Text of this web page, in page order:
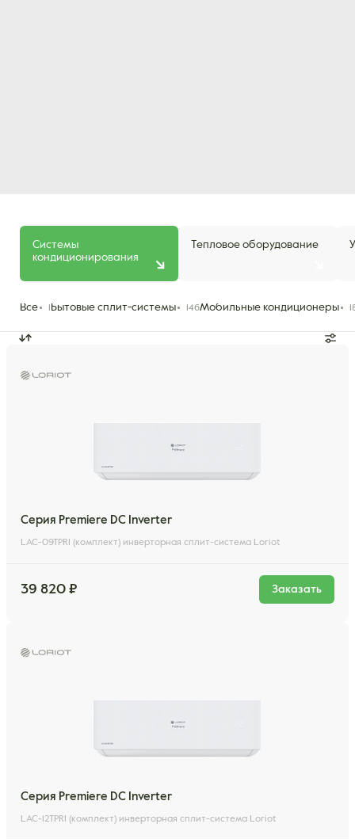
Системы
кондиционирования
Тепловое оборудование
Все Бытовые сплит-системы 146Мобильные кондиционеры
Серия Premiere DC Inverter
LAC-09TPRI (комплект) инверторная сплит-система Loriot
39 820 ₽ Заказать
Серия Premiere DC Inverter
LAC-12TPRI (комплект) инверторная сплит-система Loriot